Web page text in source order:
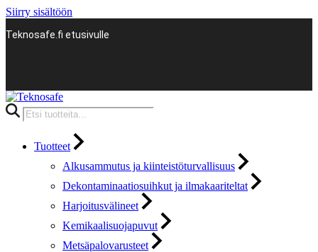
Siirry sisältöön
Teknosafe.fi etusivulle
Products
search
Tuotteet
Alkusammutus ja kiinteistöturvallisuus
Dekontaminaatiosuihkut ja ilmakaariteltat
Harjoitusvälineet
Kemikaalisuojapuvut
Metsäpalovarusteet